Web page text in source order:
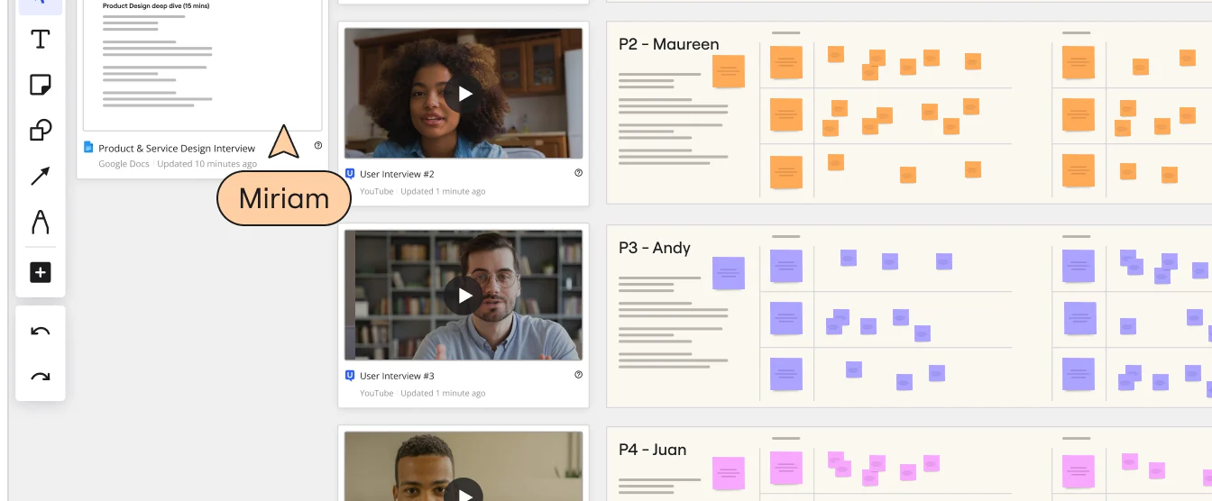
Hilfecenter
Veranstaltungen
Community
Blog
Partner & Dienstleistungen
Miro Professional Services
Lösungspartner
Preise